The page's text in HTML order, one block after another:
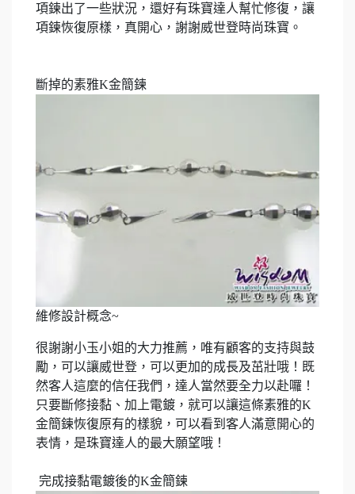
項鍊出了一些狀況，還好有珠寶達人幫忙修復，讓
項鍊恢復原樣，真開心，謝謝威世登時尚珠寶。
斷掉的素雅K金簡鍊
維修設計概念~
很謝謝小玉小姐的大力推薦，唯有顧客的支持與鼓
勵，可以讓威世登，可以更加的成長及茁壯哦！既
然客人這麼的信任我們，達人當然要全力以赴囉！
只要斷修接黏、加上電鍍，就可以讓這條素雅的K
金簡鍊恢復原有的樣貌，可以看到客人滿意開心的
表情，是珠寶達人的最大願望哦！
完成接黏電鍍後的K金簡鍊